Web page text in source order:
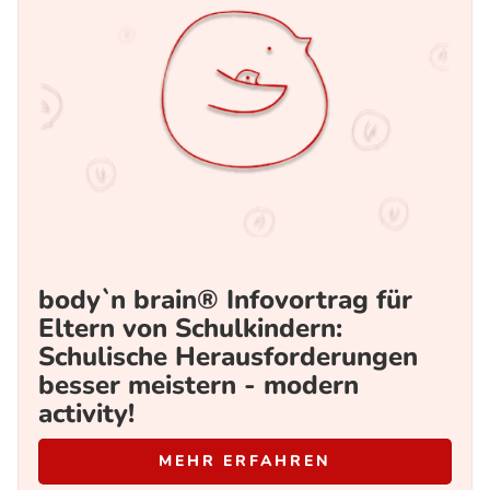
body`n brain® Infovortrag für
Eltern von Schulkindern:
Schulische Herausforderungen
besser meistern - modern
activity!
MEHR ERFAHREN